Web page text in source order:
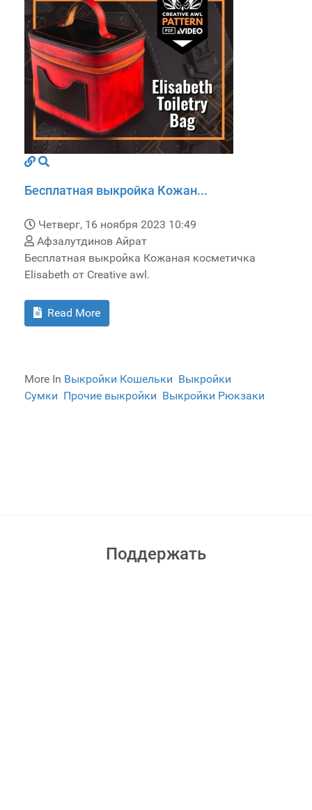
Бесплатная выкройка Кожан...
Четверг, 16 ноября 2023 10:49
Афзалутдинов Айрат
Бесплатная выкройка Кожаная косметичка
Elisabeth от Creative awl.
Read More
More In Выкройки Кошельки Выкройки
Сумки Прочие выкройки Выкройки Рюкзаки
Поддержать